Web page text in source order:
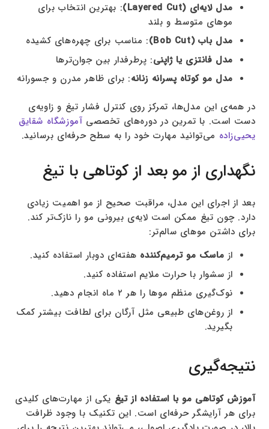
مدل لایه‌ای (Layered Cut)
: بهترین انتخاب برای
موهای متوسط و بلند
مدل باب (Bob Cut)
: مناسب برای چهره‌های کشیده
مدل فانتزی یا ژاپنی: پرطرفدار بین جوان‌ترها
مدل مو کوتاه پسرانه زنانه: برای ظاهر مدرن و جسورانه
در همه‌ی این مدل‌ها، تمرکز روی کنترل فشار تیغ و زاویه‌ی
دست است. با تمرین در دوره‌های تخصصی آموزشگاه شقایق
یحیی‌زاده می‌توانید مهارت خود را به سطح حرفه‌ای برسانید.
نگهداری از مو بعد از کوتاهی با تیغ
بعد از اجرای این مدل، مراقبت صحیح از مو اهمیت زیادی
دارد. چون تیغ ممکن است لایه‌ی بیرونی مو را نازک‌تر کند.
برای داشتن موهای سالم‌تر:
از ماسک مو ترمیم‌کننده هفته‌ای دوبار استفاده کنید.
از سشوار با حرارت ملایم استفاده کنید.
نوک‌گیری منظم موها را هر ۲ ماه انجام دهید.
از روغن‌های طبیعی مثل آرگان برای لطافت بیشتر کمک
بگیرید.
نتیجه‌گیری
آموزش کوتاهی مو با استفاده از تیغ یکی از مهارت‌های کلیدی
برای هر آرایشگر حرفه‌ای است. این تکنیک با وجود ظرافت